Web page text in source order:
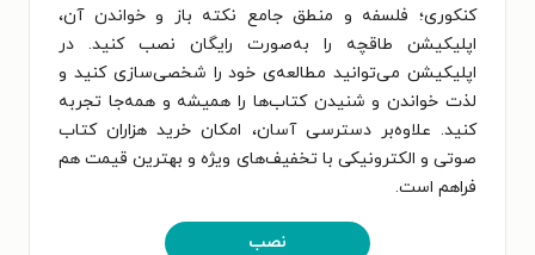
کنکوری؛ فلسفه و منطق جامع نکته باز و خواندن آن،
اپلیکیشن طاقچه را به‌صورت رایگان نصب کنید. در
اپلیکیشن می‌توانید مطالعه‌ی خود را شخصی‌سازی کنید و
لذت خواندن و شنیدن کتاب‌ها را همیشه و همه‌جا تجربه
کنید. علاوه‌بر دسترسی آسان، امکان خرید هزاران کتاب
صوتی و الکترونیکی با تخفیف‌های ویژه و بهترین قیمت هم
فراهم است.
نصب